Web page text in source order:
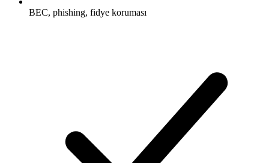
BEC, phishing, fidye koruması